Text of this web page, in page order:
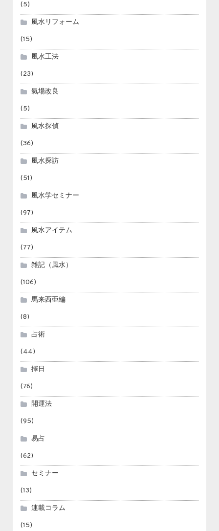
(5)
風水リフォーム
(15)
風水工法
(23)
氣場改良
(5)
風水探偵
(36)
風水探訪
(51)
風水学セミナー
(97)
風水アイテム
(77)
雑記（風水）
(106)
馬来西亜編
(8)
占術
(44)
擇日
(76)
開運法
(95)
易占
(62)
セミナー
(13)
連載コラム
(15)